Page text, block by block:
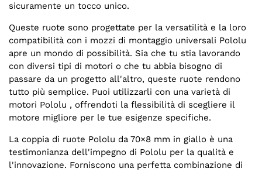
sicuramente un tocco unico.
Queste ruote sono progettate per la versatilità e la loro
compatibilità con i mozzi di montaggio universali Pololu
apre un mondo di possibilità. Sia che tu stia lavorando
con diversi tipi di motori o che tu abbia bisogno di
passare da un progetto all'altro, queste ruote rendono
tutto più semplice. Puoi utilizzarli con una varietà di
motori Pololu , offrendoti la flessibilità di scegliere il
motore migliore per le tue esigenze specifiche.
La coppia di ruote Pololu da 70×8 mm in giallo è una
testimonianza dell'impegno di Pololu per la qualità e
l'innovazione. Forniscono una perfetta combinazione di